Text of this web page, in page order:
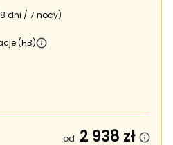
8 dni / 7 nocy)
(HB)
od 2 938 zł